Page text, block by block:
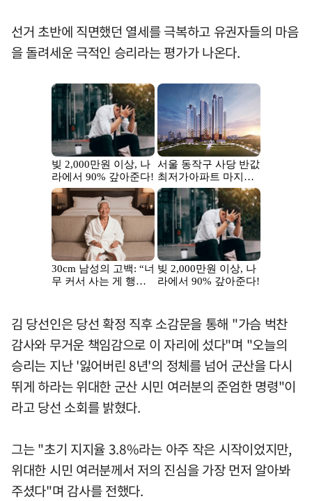
선거 초반에 직면했던 열세를 극복하고 유권자들의 마음
을 돌려세운 극적인 승리라는 평가가 나온다.
김 당선인은 당선 확정 직후 소감문을 통해 "가슴 벅찬
감사와 무거운 책임감으로 이 자리에 섰다"며 "오늘의
승리는 지난 '잃어버린 8년'의 정체를 넘어 군산을 다시
뛰게 하라는 위대한 군산 시민 여러분의 준엄한 명령"이
라고 당선 소회를 밝혔다.
그는 "초기 지지율 3.8%라는 아주 작은 시작이었지만,
위대한 시민 여러분께서 저의 진심을 가장 먼저 알아봐
주셨다"며 감사를 전했다.